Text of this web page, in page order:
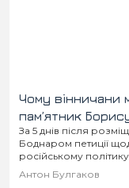
Чому вінничани
пам’ятник
За 5 днів після
Боднаром петиції
російському
чотири людини.
двотижневого...
Антон Булгаков